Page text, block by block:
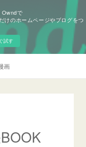
Owndで
けのホームページやブログをつ
試す
画